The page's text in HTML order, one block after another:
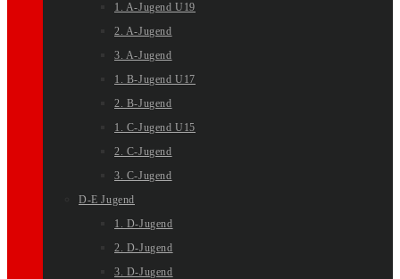
1. A-Jugend U19
2. A-Jugend
3. A-Jugend
1. B-Jugend U17
2. B-Jugend
1. C-Jugend U15
2. C-Jugend
3. C-Jugend
D-E Jugend
1. D-Jugend
2. D-Jugend
3. D-Jugend